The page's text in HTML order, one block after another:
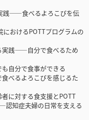
践――食べるよろこびを伝
おけるPOTTプログラムの
践――自分で食べるため
自分で食事ができる
るよろこびを感じるた
対する食支援とPOTT
知症夫婦の日常を支える